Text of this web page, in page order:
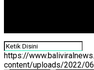
https://
content/uploads/2022/